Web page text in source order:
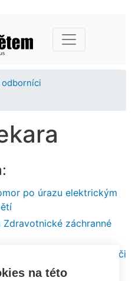
hlavnímu
obsahu
po úrazu elektrickým
Zdravotnické záchranné
neodkladné péči
na této